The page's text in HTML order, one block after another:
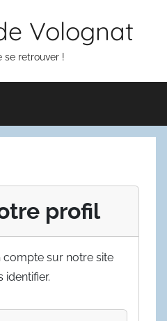
Volognat
se retrouver !
profil
compte sur notre site
identifier.